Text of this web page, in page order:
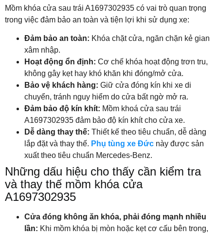
Mồm khóa cửa sau trái A1697302935 có vai trò quan trọng
trong việc đảm bảo an toàn và tiện lợi khi sử dụng xe:
Đảm bảo an toàn: Khóa chặt cửa, ngăn chặn kẻ gian
xâm nhập.
Hoạt động ổn định: Cơ chế khóa hoạt động trơn tru,
không gây kẹt hay khó khăn khi đóng/mở cửa.
Bảo vệ khách hàng: Giữ cửa đóng kín khi xe di
chuyển, tránh nguy hiểm do cửa bất ngờ mở ra.
Đảm bảo độ kín khít: Mồm khoá cửa sau trái
A1697302935 đảm bảo độ kín khít cho cửa xe.
Dễ dàng thay thế: Thiết kế theo tiêu chuẩn, dễ dàng
lắp đặt và thay thế. Phụ tùng xe Đức này được sản
xuất theo tiêu chuẩn Mercedes-Benz.
Những dấu hiệu cho thấy cần kiểm tra
và thay thế mồm khóa cửa
A1697302935
Cửa đóng không ăn khóa, phải đóng mạnh nhiều
lần: Khi mồm khóa bị mòn hoặc kẹt cơ cấu bên trong,